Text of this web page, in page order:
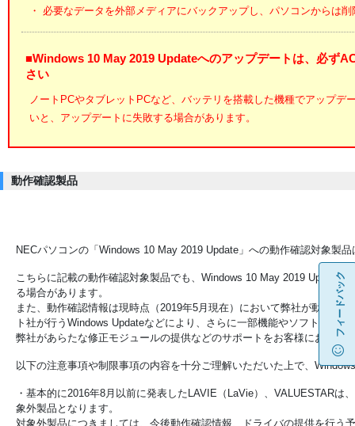
・ 必要なデータを外部メディアにバックアップし、パソコンからは削
■Windows 10 May 2019 Updateへのアップデートは、必ず
さい
ノートPCやタブレットPCなど、バッテリを搭載した機種でアップデ
いと、アップデートに失敗する場合があります。
動作確認製品
NECパソコンの「Windows 10 May 2019 Update」への動作確認対象製
こちらに記載の動作確認対象製品でも、Windows 10 May 2019 Update
る場合があります。
また、動作確認情報は現時点（2019年5月現在）において弊社が動作確
ト社が行うWindows Updateなどにより、さらに一部機能やソフトウェ
弊社があらたな修正モジュールの提供などのサポートをお客様にお約束
以下の注意事項や制限事項の内容を十分ご理解いただいた上で、
・基本的に2016年8月以前に発表したLAVIE（LaVie）、VALUESTARは
象外製品となります。
対象外製品につきましては、今後動作確認情報、ドライバの提供を行う
フィードバック